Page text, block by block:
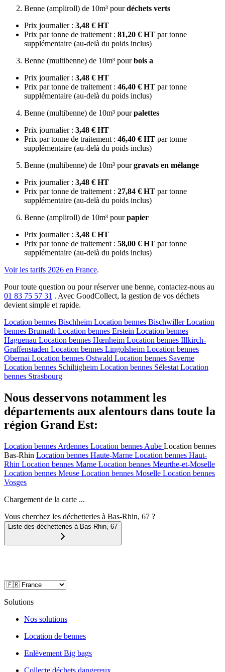
Benne (ampliroll) de 10m³ pourdéchets verts
Prix journalier : 3,48 € HT
Prix par tonne de traitement : 81,20 € HT par tonne
supplémentaire (au-delà du poids inclus)
Benne (multibenne) de 10m³ pourbois a
Prix journalier : 3,48 € HT
Prix par tonne de traitement : 46,40 € HT par tonne
supplémentaire (au-delà du poids inclus)
Benne (multibenne) de 10m³ pourpalettes
Prix journalier : 3,48 € HT
Prix par tonne de traitement : 46,40 € HT par tonne
supplémentaire (au-delà du poids inclus)
Benne (multibenne) de 10m³ pourgravats en mélange
Prix journalier : 3,48 € HT
Prix par tonne de traitement : 27,84 € HT par tonne
supplémentaire (au-delà du poids inclus)
Benne (ampliroll) de 10m³ pourpapier
Prix journalier : 3,48 € HT
Prix par tonne de traitement : 58,00 € HT par tonne
supplémentaire (au-delà du poids inclus)
Voir les tarifs 2026 en France.
Pour toute question ou pour réserver une benne, contactez-nous au
01 83 75 57 31 . Avec GoodCollect, la gestion de vos déchets
devient simple et rapide.
Location bennes Bischheim Location bennes Bischwiller Location
bennes Brumath Location bennes Erstein Location bennes
Haguenau Location bennes Hœnheim Location bennes Illkirch-
Graffenstaden Location bennes Lingolsheim Location bennes
Obernai Location bennes Ostwald Location bennes Saverne
Location bennes Schiltigheim Location bennes Sélestat Location
bennes Strasbourg
Nous desservons notamment les
départements aux alentours dans toute la
région Grand Est:
Location bennes Ardennes Location bennes Aube Location bennes
Bas-Rhin Location bennes Haute-Marne Location bennes Haut-
Rhin Location bennes Marne Location bennes Meurthe-et-Moselle
Location bennes Meuse Location bennes Moselle Location bennes
Vosges
Chargement de la carte ...
Vous cherchez les déchetteries à Bas-Rhin, 67 ?
Liste des déchetteries à Bas-Rhin, 67
Solutions
Nos solutions
Location de bennes
Enlèvement Big bags